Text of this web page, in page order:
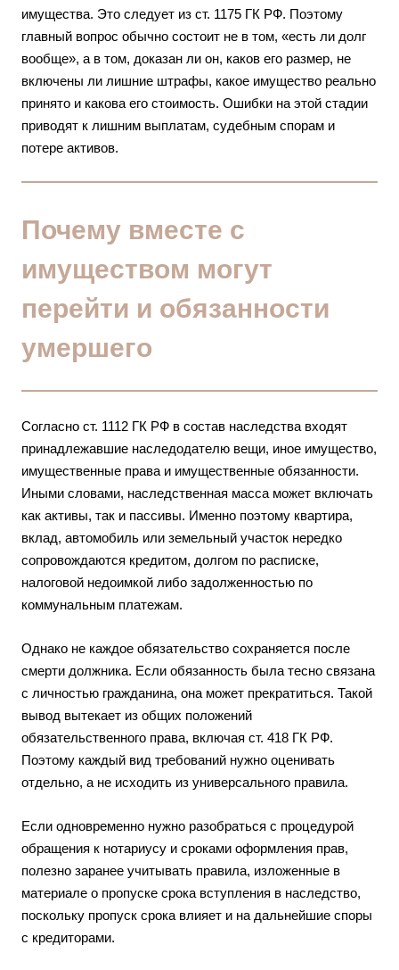
имущества. Это следует из ст. 1175 ГК РФ. Поэтому
главный вопрос обычно состоит не в том, «есть ли долг
вообще», а в том, доказан ли он, каков его размер, не
включены ли лишние штрафы, какое имущество реально
принято и какова его стоимость. Ошибки на этой стадии
приводят к лишним выплатам, судебным спорам и
потере активов.
Почему вместе с
имуществом могут
перейти и обязанности
умершего
Согласно ст. 1112 ГК РФ в состав наследства входят
принадлежавшие наследодателю вещи, иное имущество,
имущественные права и имущественные обязанности.
Иными словами, наследственная масса может включать
как активы, так и пассивы. Именно поэтому квартира,
вклад, автомобиль или земельный участок нередко
сопровождаются кредитом, долгом по расписке,
налоговой недоимкой либо задолженностью по
коммунальным платежам.
Однако не каждое обязательство сохраняется после
смерти должника. Если обязанность была тесно связана
с личностью гражданина, она может прекратиться. Такой
вывод вытекает из общих положений
обязательственного права, включая ст. 418 ГК РФ.
Поэтому каждый вид требований нужно оценивать
отдельно, а не исходить из универсального правила.
Если одновременно нужно разобраться с процедурой
обращения к нотариусу и сроками оформления прав,
полезно заранее учитывать правила, изложенные в
материале о пропуске срока вступления в наследство,
поскольку пропуск срока влияет и на дальнейшие споры
с кредиторами.